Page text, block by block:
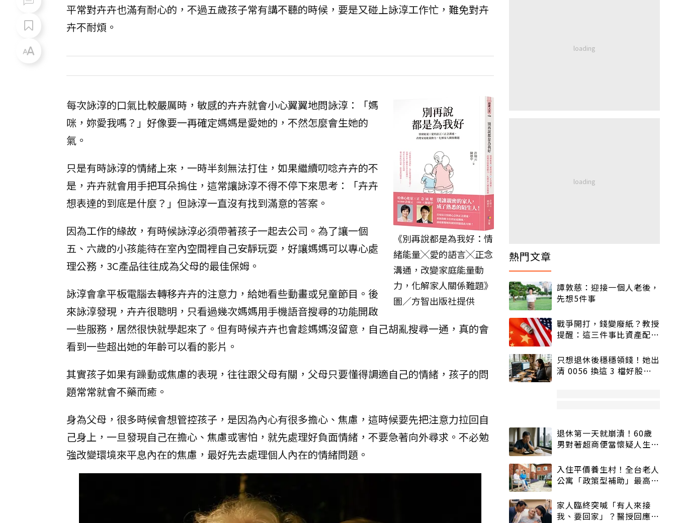
平常對卉卉也滿有耐心的，不過五歲孩子常有講不聽的時候，要是又碰上詠淳工作忙，難免對卉
卉不耐煩。
《別再說都是為我好：情
緒能量╳愛的語言╳正念
溝通，改變家庭能量動
力，化解家人關係難題》
圖／方智出版社提供
每次詠淳的口氣比較嚴厲時，敏感的卉卉就會小心翼翼地問詠淳：「媽
咪，妳愛我嗎？」好像要一再確定媽媽是愛她的，不然怎麼會生她的
氣。
只是有時詠淳的情緒上來，一時半刻無法打住，如果繼續叨唸卉卉的不
是，卉卉就會用手把耳朵摀住，這常讓詠淳不得不停下來思考：「卉卉
想表達的到底是什麼？」但詠淳一直沒有找到滿意的答案。
因為工作的緣故，有時候詠淳必須帶著孩子一起去公司。為了讓一個
五、六歲的小孩能待在室內空間裡自己安靜玩耍，好讓媽媽可以專心處
理公務，3C產品往往成為父母的最佳保姆。
詠淳會拿平板電腦去轉移卉卉的注意力，給她看些動畫或兒童節目。後
來詠淳發現，卉卉很聰明，只看過幾次媽媽用手機語音搜尋的功能開啟
一些服務，居然很快就學起來了。但有時候卉卉也會趁媽媽沒留意，自己胡亂搜尋一通，真的會
看到一些超出她的年齡可以看的影片。
其實孩子如果有躁動或焦慮的表現，往往跟父母有關，父母只要懂得調適自己的情緒，孩子的問
題常常就會不藥而癒。
身為父母，很多時候會想管控孩子，是因為內心有很多擔心、焦慮，這時候要先把注意力拉回自
己身上，一旦發現自己在擔心、焦慮或害怕，就先處理好負面情緒，不要急著向外尋求。不必勉
強改變環境來平息內在的焦慮，最好先去處理個人內在的情緒問題。
熱門文章
譚敦慈：迎接一個人老後，
先想5件事
戰爭開打，錢變廢紙？教授
提醒：這三件事比資產配置
只想退休後穩穩領錢！她出
清 0056 換這 3 檔好股：
退休第一天就崩潰！60歲
男對著超商便當懷疑人生
入住平價養生村！全台老人
公寓「政策型補助」最高打
家人臨終突喊「有人來接
我、要回家」？醫授回應方